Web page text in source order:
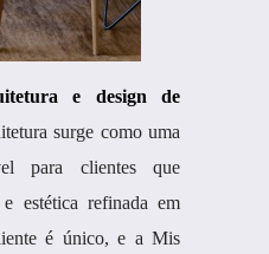
e design de
surge como uma
para clientes que
estética refinada em
é único, e a Mis